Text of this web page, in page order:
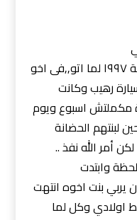
الحكاية بدأت من سنين بالتحديد سنة ١٩٩٧ لما اتو,,فى اخو
رهيب وكانت
مكملتش اسبوع ويوم
لبنتهم الحضانة
أمر الله نفذ ..
وابتدت
بنت اخوه انتهت
اولادي وكل لما